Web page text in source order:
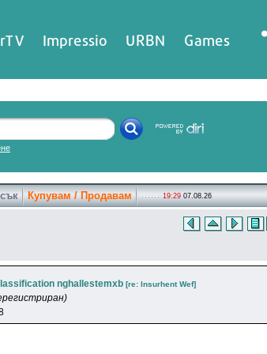
Impressio URBN Games
Купувам / Продавам 19:29 07.08.26
nghallestemxb [re: lnsurhent Wef]